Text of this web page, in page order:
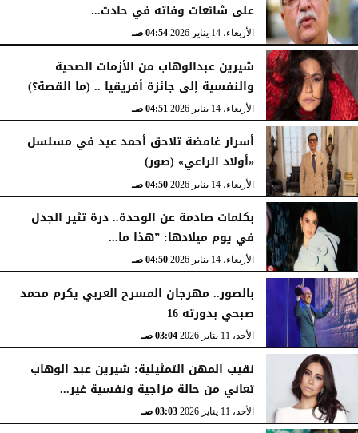
على شائعات وفاته في حادث...
الأربعاء، 14 يناير 2026 04:54 صـ
شيرين عبدالوهاب من الأزمات الصحية
والنفسية إلى جائزة أفريقيا .. (ما القصة؟)
الأربعاء، 14 يناير 2026 04:51 صـ
أسرار غامضة تلاحق أحمد عيد في مسلسل
«أولاد الراعي» (صور)
الأربعاء، 14 يناير 2026 04:50 صـ
بكلمات صادمة عن الوحدة.. درة تثير الجدل
في يوم ميلادها: ”هذا ما...
الأربعاء، 14 يناير 2026 04:50 صـ
بالصور.. مهرجان المسرح العربي يكرم محمد
صبحي بدورته 16
الأحد، 11 يناير 2026 03:04 صـ
نقيب المهن التمثيلية: شيرين عبد الوهاب
تعاني من حالة مزاجية ونفسية غير...
الأحد، 11 يناير 2026 03:03 صـ